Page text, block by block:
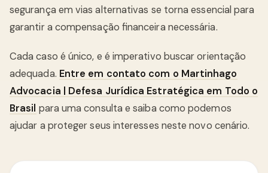
segurança em vias alternativas se torna essencial para
garantir a compensação financeira necessária.
Cada caso é único, e é imperativo buscar orientação
adequada. Entre em contato com o Martinhago
Advocacia | Defesa Jurídica Estratégica em Todo o
Brasil para uma consulta e saiba como podemos
ajudar a proteger seus interesses neste novo cenário.